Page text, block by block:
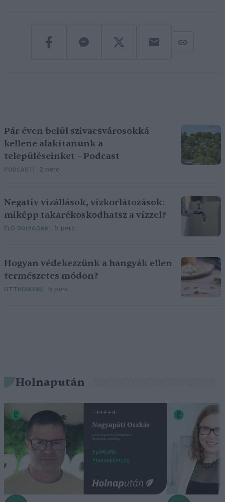
Pár éven belül szivacsvárosokká
kellene alakítanunk a
településeinket – Podcast
PODCAST 2 perc
Negatív vízállások, vízkorlátozások:
miképp takarékoskodhatsz a vízzel?
ÉLŐ BOLYGÓNK 5 perc
Hogyan védekezzünk a hangyák ellen
természetes módon?
OTTHONUNK 5 perc
Holnapután